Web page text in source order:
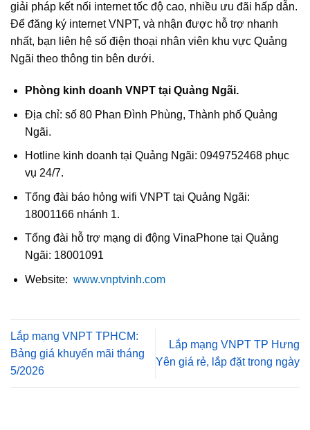
giải pháp kết nối internet tốc độ cao, nhiều ưu đãi hấp dẫn.
Để đăng ký internet VNPT, và nhận được hỗ trợ nhanh
nhất, bạn liên hệ số điện thoại nhân viên khu vực Quảng
Ngãi theo thông tin bên dưới.
Phòng kinh doanh VNPT tại Quảng Ngãi.
Địa chỉ: số 80 Phan Đình Phùng, Thành phố Quảng
Ngãi.
Hotline kinh doanh tại Quảng Ngãi: 0949752468 phục
vụ 24/7.
Tổng đài báo hỏng wifi VNPT tại Quảng Ngãi:
18001166 nhánh 1.
Tổng đài hỗ trợ mạng di động VinaPhone tại Quảng
Ngãi: 18001091
Website: www.vnptvinh.com
Lắp mạng VNPT TPHCM:
Bảng giá khuyến mãi tháng
5/2026
Lắp mạng VNPT TP Hưng
Yên giá rẻ, lắp đặt trong ngày